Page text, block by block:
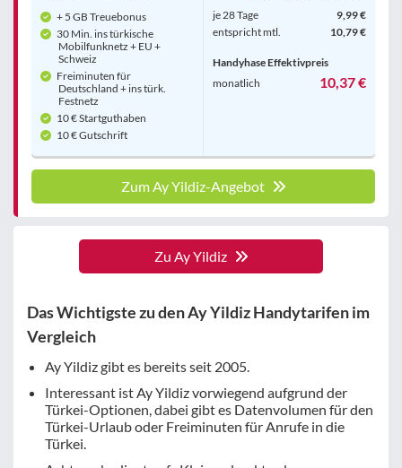
+ 5 GB Treuebonus
30 Min. ins türkische
Mobilfunknetz + EU +
Schweiz
Freiminuten für
Deutschland + ins türk.
Festnetz
10 € Startguthaben
10 € Gutschrift
je 28 Tage
9,99 €
entspricht mtl.
10,79 €
Handyhase Effektivpreis
monatlich
10,37 €
Zum Ay Yildiz-Angebot
Zu Ay Yildiz
Das Wichtigste zu den Ay Yildiz Handytarifen im
Vergleich
Ay Yildiz gibt es bereits seit 2005.
Interessant ist Ay Yildiz vorwiegend aufgrund der
Türkei-Optionen, dabei gibt es Datenvolumen für den
Türkei-Urlaub oder Freiminuten für Anrufe in die
Türkei.